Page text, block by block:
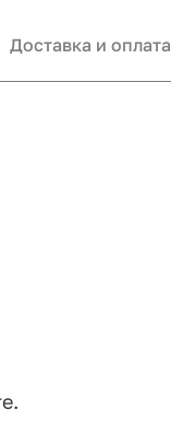
Доставка и оплата